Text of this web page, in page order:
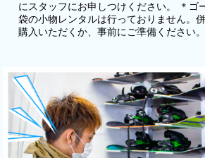
にスタッフにお申しつけください。 ＊ゴ
袋の小物レンタルは行っておりません。
購入いただくか、事前にご準備ください。